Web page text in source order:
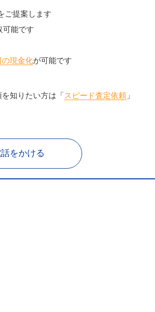
ご提案します
可能です
の現金化が可能です
知りたい方は「 スピード査定依頼」
をかける